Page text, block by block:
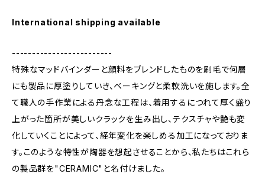
International shipping available
-------------------------
特殊なマッドバインダーと顔料をブレンドしたものを刷毛で何層
にも製品に厚塗りしていき、ベーキングと柔軟洗いを施します。全
て職人の手作業による丹念な工程は、着用するにつれて厚く盛り
上がった箇所が美しいクラックを生み出し、テクスチャや艶も変
化していくことによって、経年変化を楽しめる加工になっておりま
す。このような特性が陶器を想起させることから、私たちはこれら
の製品群を"CERAMIC"と名付けました。